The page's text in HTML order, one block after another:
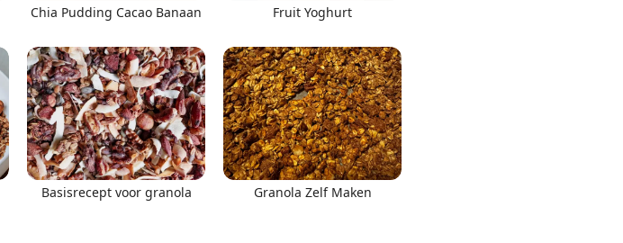
Chia Pudding Cacao Banaan Fruit Yoghurt
Basisrecept voor granola Granola Zelf Maken